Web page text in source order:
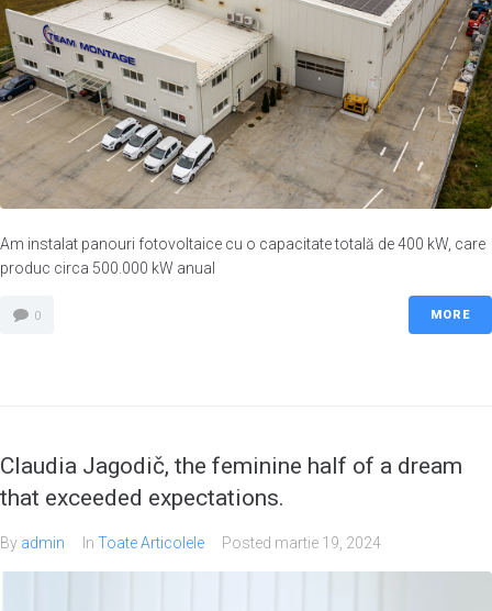
Am instalat panouri fotovoltaice cu o capacitate totală de 400 kW, care
produc circa 500.000 kW anual
0 MORE
Claudia Jagodič, the feminine half of a dream
that exceeded expectations.
By admin In Toate Articolele Posted martie 19, 2024